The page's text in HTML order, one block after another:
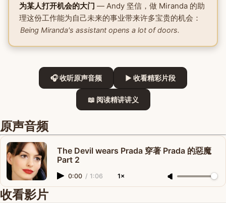
为某人打开机会的大门 — Andy 坚信，做 Miranda 的助
理这份工作能为自己未来的事业带来许多宝贵的机会：
Being Miranda's assistant opens a lot of doors.
🎧 收听原声音频 ▶ 收看精彩片段
📖 阅读精讲讲义
原声音频
The Devil wears Prada 穿著 Prada 的惡魔
Part 2
0:00 / 1:06 1×
收看影片